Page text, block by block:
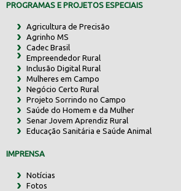
PROGRAMAS E PROJETOS ESPECIAIS
Agricultura de Precisão
Agrinho MS
Cadec Brasil
Empreendedor Rural
Inclusão Digital Rural
Mulheres em Campo
Negócio Certo Rural
Projeto Sorrindo no Campo
Saúde do Homem e da Mulher
Senar Jovem Aprendiz Rural
Educação Sanitária e Saúde Animal
IMPRENSA
Notícias
Fotos